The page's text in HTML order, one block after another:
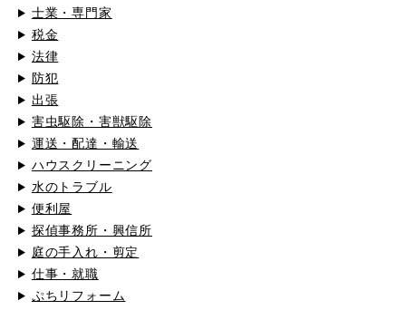
士業・専門家
税金
法律
防犯
出張
害虫駆除・害獣駆除
運送・配達・輸送
ハウスクリーニング
水のトラブル
便利屋
探偵事務所・興信所
庭の手入れ・剪定
仕事・就職
ぷちリフォーム